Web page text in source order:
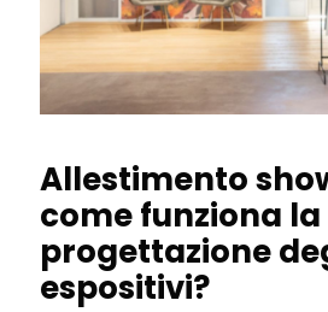
Allestimento
come funziona la
progettazione
espositivi?